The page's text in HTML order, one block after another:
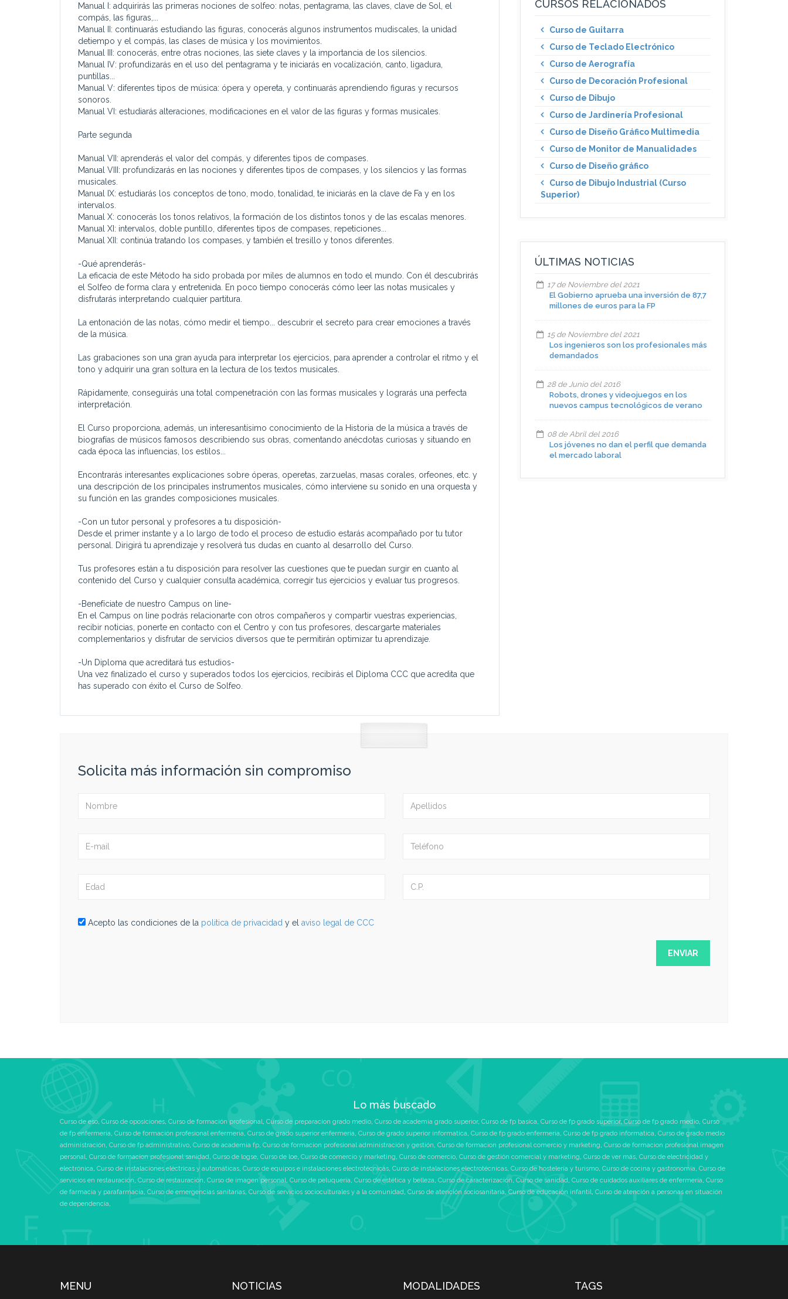
Manual I: adquirirás las primeras nociones de solfeo: notas, pentagrama, las claves, clave de Sol, el
compás, las figuras,...
Manual II: continuarás estudiando las figuras, conocerás algunos instrumentos mudiscales, la unidad
detiempo y el compás, las clases de música y los movimientos.
Manual III: conocerás, entre otras nociones, las siete claves y la importancia de los silencios.
Manual IV: profundizarás en el uso del pentagrama y te iniciarás en vocalización, canto, ligadura,
puntillas...
Manual V: diferentes tipos de música: ópera y opereta, y continuarás aprendiendo figuras y recursos
sonoros.
Manual VI: estudiarás alteraciones, modificaciones en el valor de las figuras y formas musicales.
Parte segunda
Manual VII: aprenderás el valor del compás, y diferentes tipos de compases.
Manual VIII: profundizarás en las nociones y diferentes tipos de compases, y los silencios y las formas
musicales.
Manual IX: estudiarás los conceptos de tono, modo, tonalidad, te iniciarás en la clave de Fa y en los
intervalos.
Manual X: conocerás los tonos relativos, la formación de los distintos tonos y de las escalas menores.
Manual XI: intervalos, doble puntillo, diferentes tipos de compases, repeticiones...
Manual XII: continúa tratando los compases, y también el tresillo y tonos diferentes.
-Qué aprenderás-
La eficacia de este Método ha sido probada por miles de alumnos en todo el mundo. Con él descubrirás
el Solfeo de forma clara y entretenida. En poco tiempo conocerás cómo leer las notas musicales y
disfrutarás interpretando cualquier partitura.
La entonación de las notas, cómo medir el tiempo... descubrir el secreto para crear emociones a través
de la música.
Las grabaciones son una gran ayuda para interpretar los ejercicios, para aprender a controlar el ritmo y el
tono y adquirir una gran soltura en la lectura de los textos musicales.
Rápidamente, conseguirás una total compenetración con las formas musicales y lograrás una perfecta
interpretación.
El Curso proporciona, además, un interesantísimo conocimiento de la Historia de la música a través de
biografías de músicos famosos describiendo sus obras, comentando anécdotas curiosas y situando en
cada época las influencias, los estilos...
Encontrarás interesantes explicaciones sobre óperas, operetas, zarzuelas, masas corales, orfeones, etc. y
una descripción de los principales instrumentos musicales, cómo interviene su sonido en una orquesta y
su función en las grandes composiciones musicales.
-Con un tutor personal y profesores a tu disposición-
Desde el primer instante y a lo largo de todo el proceso de estudio estarás acompañado por tu tutor
personal. Dirigirá tu aprendizaje y resolverá tus dudas en cuanto al desarrollo del Curso.
Tus profesores están a tu disposición para resolver las cuestiones que te puedan surgir en cuanto al
contenido del Curso y cualquier consulta académica, corregir tus ejercicios y evaluar tus progresos.
-Benefíciate de nuestro Campus on line-
En el Campus on line podrás relacionarte con otros compañeros y compartir vuestras experiencias,
recibir noticias, ponerte en contacto con el Centro y con tus profesores, descargarte materiales
complementarios y disfrutar de servicios diversos que te permitirán optimizar tu aprendizaje.
-Un Diploma que acreditará tus estudios-
Una vez finalizado el curso y superados todos los ejercicios, recibirás el Diploma CCC que acredita que
has superado con éxito el Curso de Solfeo.
CURSOS RELACIONADOS
Curso de Guitarra
Curso de Teclado Electrónico
Curso de Aerografía
Curso de Decoración Profesional
Curso de Dibujo
Curso de Jardinería Profesional
Curso de Diseño Gráfico Multimedia
Curso de Monitor de Manualidades
Curso de Diseño gráfico
Curso de Dibujo Industrial (Curso
Superior)
ÚLTIMAS NOTICIAS
17 de Noviembre del 2021
El Gobierno aprueba una inversión de 87,7
millones de euros para la FP
15 de Noviembre del 2021
Los ingenieros son los profesionales más
demandados
28 de Junio del 2016
Robots, drones y videojuegos en los
nuevos campus tecnológicos de verano
08 de Abril del 2016
Los jóvenes no dan el perfil que demanda
el mercado laboral
Solicita más información sin compromiso
Acepto las condiciones de la politica de privacidad y el aviso legal de CCC
Lo más buscado
Curso de eso, Curso de oposiciones, Curso de formación profesional, Curso de preparacion grado medio, Curso de academia grado superior, Curso de fp basica, Curso de fp grado superior,Curso de fp grado medio, Curso
de fp enfermeria, Curso de formación profesional enfermeria, Curso de grado superior enfermeria, Curso de grado superior informatica, Curso de fp grado enfermeria, Curso de fp grado informatica, Curso de grado medio
administración, Curso de fp administrativo, Curso de academia fp, Curso de formacion profesional administración y gestión, Curso de formacion profesional comercio y marketing, Curso de formacion profesional imagen
personal, Curso de formacion profesional sanidad, Curso de logse, Curso de loe, Curso de comercio y marketing, Curso de comercio, Curso de gestión comercial y marketing, Curso de ver más, Curso de electricidad y
electrónica, Curso de instalaciones eléctricas y automáticas, Curso de equipos e instalaciones electrotécnicas, Curso de instalaciones electrotécnicas, Curso de hostelería y turismo, Curso de cocina y gastronomía, Curso de
servicios en restauración, Curso de restauración, Curso de imagen personal, Curso de peluquería, Curso de estética y belleza, Curso de caracterización, Curso de sanidad, Curso de cuidados auxiliares de enfermería, Curso
de farmacia y parafarmacia, Curso de emergencias sanitarias, Curso de servicios socioculturales y a la comunidad, Curso de atención sociosanitaria, Curso de educación infantil, Curso de atención a personas en situación
de dependencia,
MENU NOTICIAS MODALIDADES TAGS